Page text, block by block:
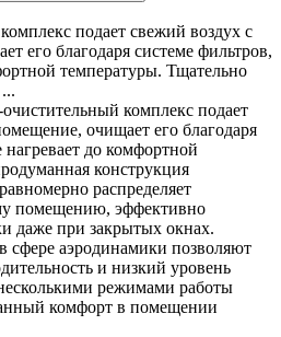
подает свежий воздух с
его благодаря системе фильтров,
температуры. Тщательно
комплекс подает
очищает его благодаря
до комфортной
конструкция
распределяет
помещению, эффективно
даже при закрытых окнах.
аэродинамики позволяют
и низкий уровень
режимами работы
комфорт в помещении